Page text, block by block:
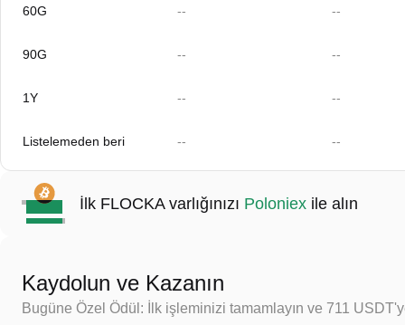
60G -- --
90G -- --
1Y -- --
Listelemeden beri -- --
İlk FLOCKA varlığınızı Poloniex ile alın
Kaydolun ve Kazanın
Bugüne Özel Ödül: İlk işleminizi tamamlayın ve 711